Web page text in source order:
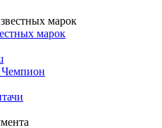
марок
Чемпион